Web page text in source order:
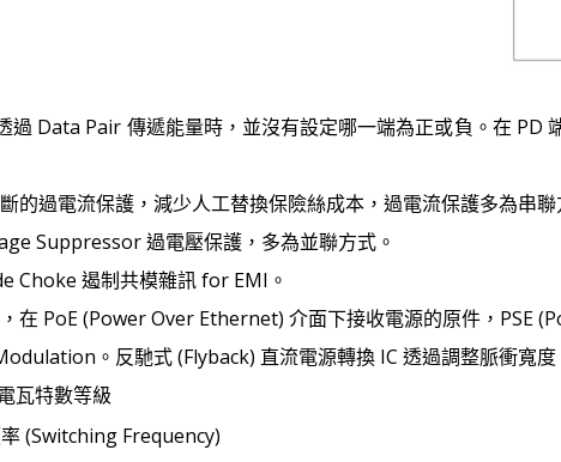
過 Data Pair 傳遞能量時，並沒有設定哪一端為正或負。在
的過電流保護，減少人工替換保險絲成本，過電流保護多為串聯
Suppressor 過電壓保護，多為並聯方式。
Choke 遏制共模雜訊 for EMI。
在 PoE (Power Over Ethernet) 介面下接收電源的原件，PSE
。反馳式 (Flyback) 直流電源轉換 IC 透過調整脈衝寬度
瓦特數等級
(Switching Frequency)